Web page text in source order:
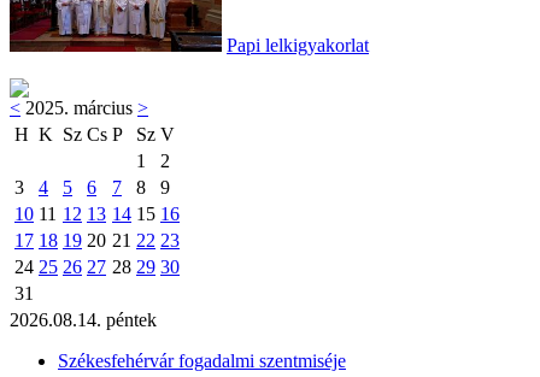
Papi lelkigyakorlat
< 2025. március >
H K Sz Cs P Sz V
1
2
3
4 5 6 7 8
9
10 11 12 13 14 15 16
17 18 19 20 21 22 23
24 25 26 27 28 29 30
31
2026.08.14. péntek
Székesfehérvár fogadalmi szentmiséje